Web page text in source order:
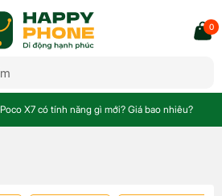
0
Poco X7 có tính năng gì mới? Giá bao nhiêu?